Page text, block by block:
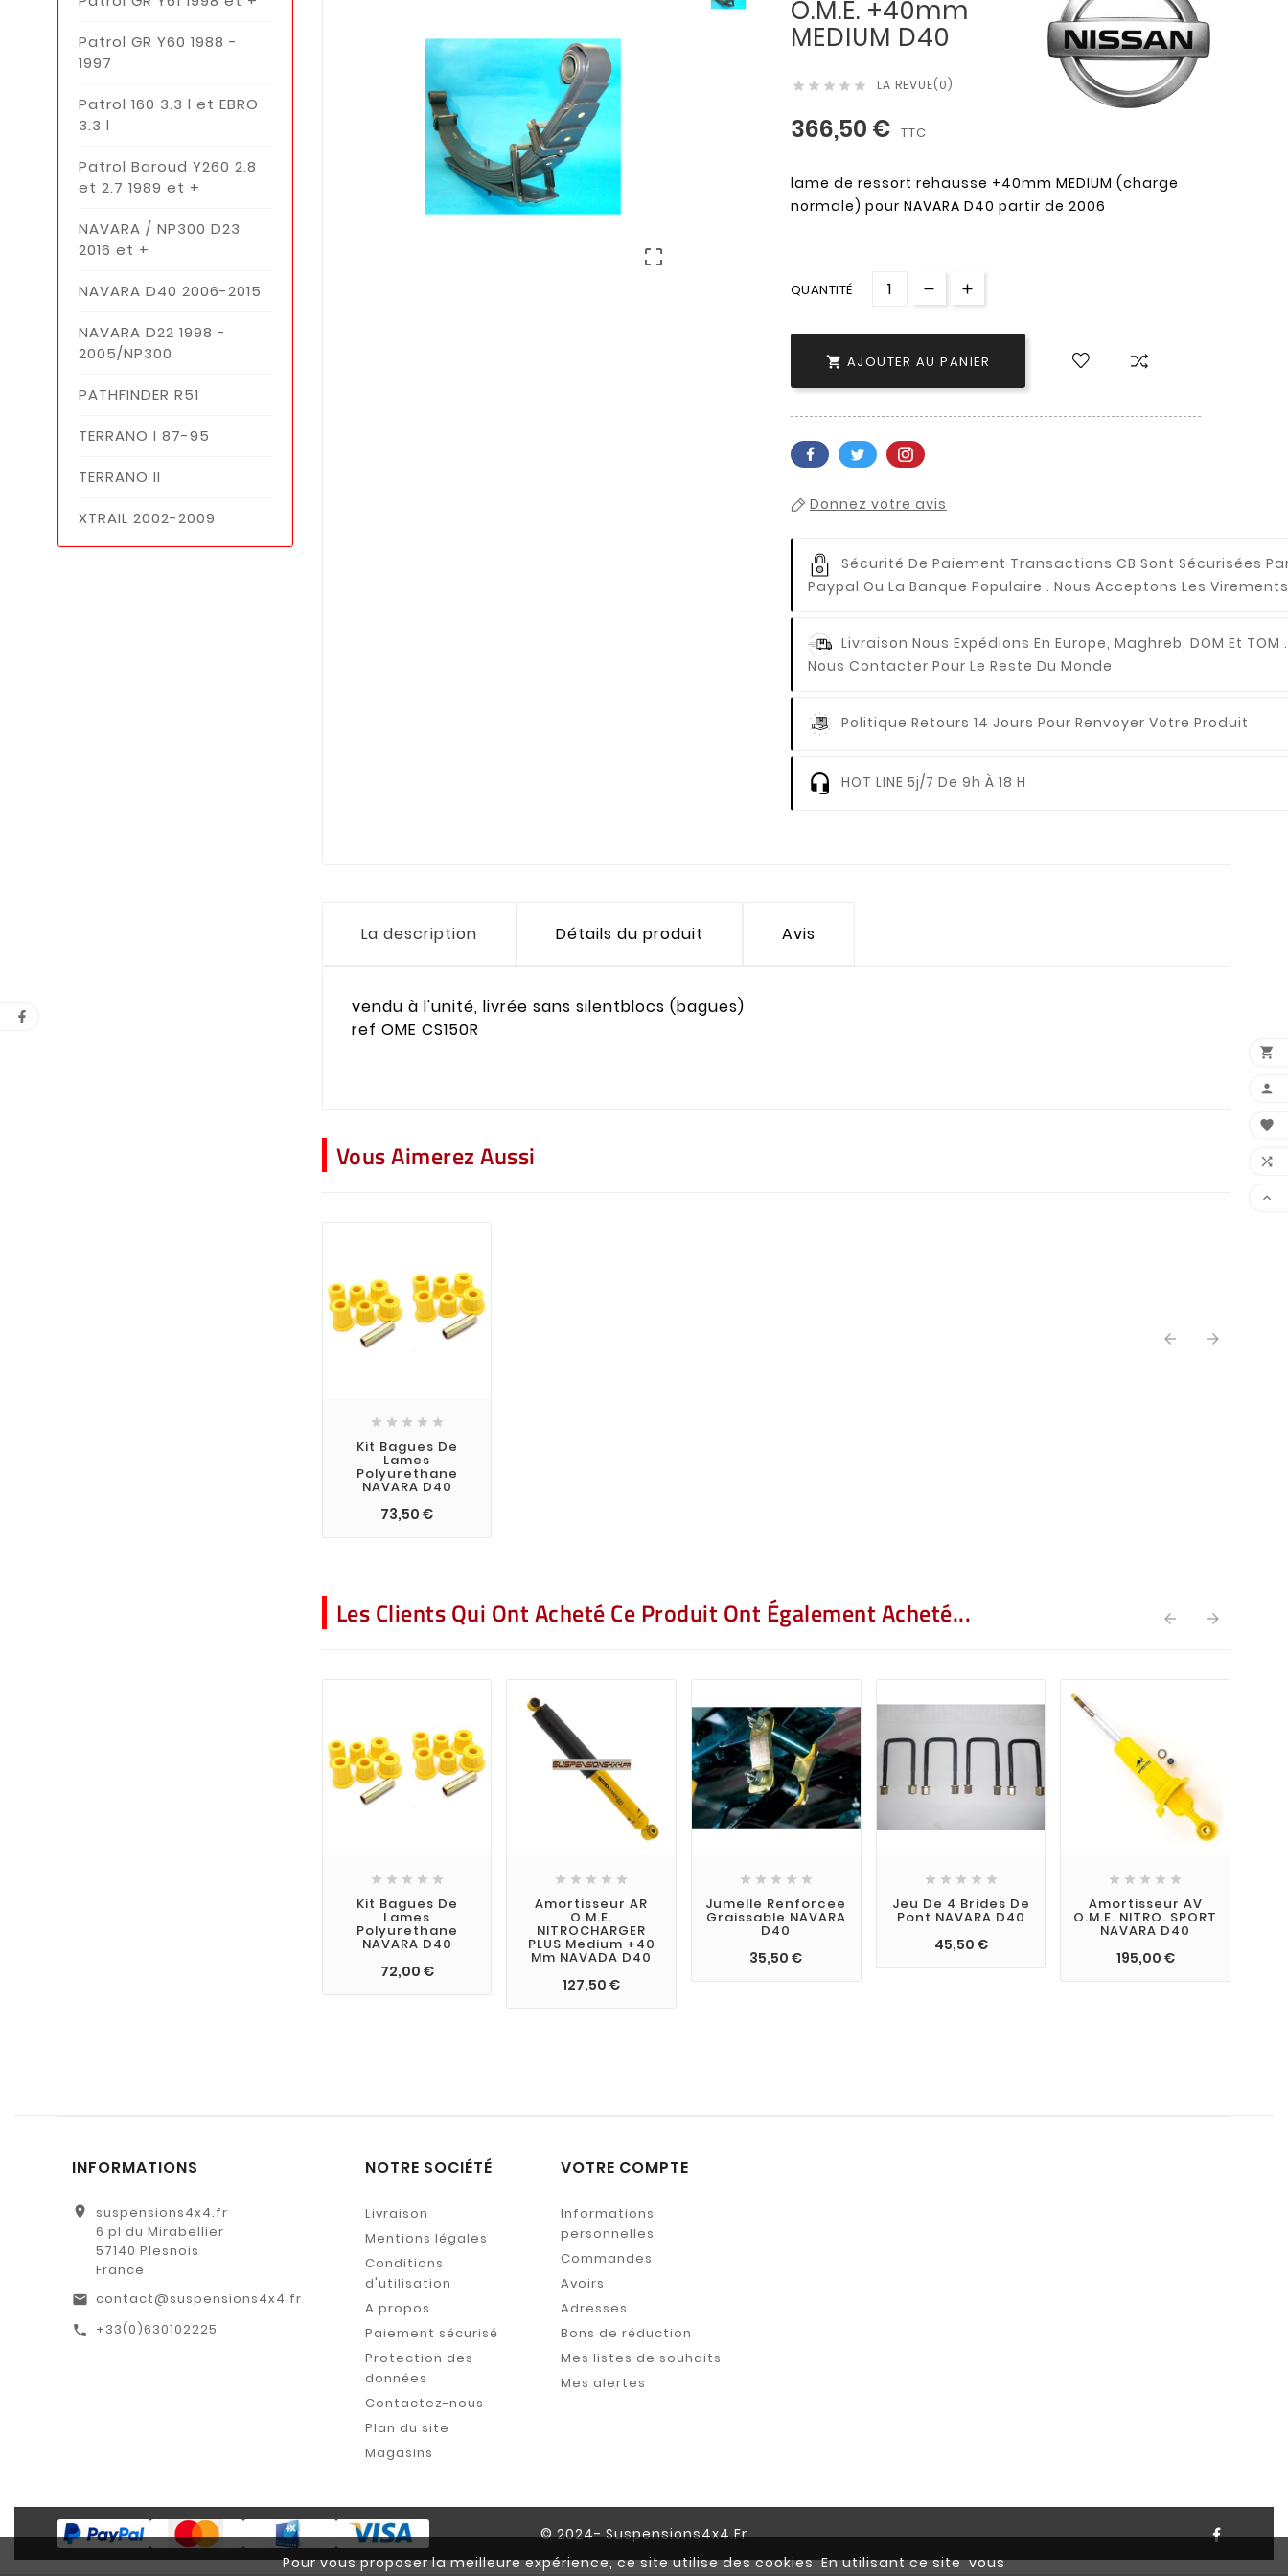
Pour vous proposer la meilleure expérience, ce site utilise des cookies En utilisant ce site vous
Patrol GR Y60 1988 -
1997
Patrol 160 3.3 l et EBRO
3.3 l
Patrol Baroud Y260 2.8
et 2.7 1989 et +
NAVARA / NP300 D23
2016 et +
NAVARA D40 2006-2015
NAVARA D22 1998 -
2005/NP300
PATHFINDER R51
TERRANO I 87-95
TERRANO II
XTRAIL 2002-2009

O.M.E. +40mm
MEDIUM D40
     LA REVUE(0)
366,50 € TTC
lame de ressort rehausse +40mm MEDIUM (charge
normale) pour NAVARA D40 partir de 2006
QUANTITÉ
 AJOUTER AU PANIER
Donnez votre avis
Sécurité De Paiement Transactions CB Sont Sécurisées
Paypal Ou La Banque Populaire . Nous Acceptons Les
Livraison Nous Expédions En Europe, Maghreb, DOM Et TOM .
Nous Contacter Pour Le Reste Du Monde
Politique Retours 14 Jours Pour Renvoyer Votre Produit
HOT LINE 5j/7 De 9h À 18 H
La description Détails du produit Avis
vendu à l'unité, livrée sans silentblocs (bagues)
ref OME CS150R
Vous Aimerez Aussi
 
    
Kit Bagues De
Lames
Polyurethane
NAVARA D40
73,50 €
Les Clients Qui Ont Acheté Ce Produit Ont Également Acheté...  
    
Kit Bagues De
Lames
Polyurethane
NAVARA D40
72,00 €
    
Amortisseur AR
O.M.E.
NITROCHARGER
PLUS Medium +40
Mm NAVADA D40
127,50 €
    
Jumelle Renforcee
Graissable NAVARA
D40
35,50 €
    
Jeu De 4 Brides De
Pont NAVARA D40
45,50 €
    
Amortisseur AV
O.M.E. NITRO. SPORT
NAVARA D40
195,00 €
INFORMATIONS
location_on
suspensions4x4.fr
6 pl du Mirabellier
57140 Plesnois
France
email contact@suspensions4x4.fr
call +33(0)630102225
NOTRE SOCIÉTÉ
Livraison
Mentions légales
Conditions
d'utilisation
A propos
Paiement sécurisé
Protection des
données
Contactez-nous
Plan du site
Magasins
VOTRE COMPTE
Informations
personnelles
Commandes
Avoirs
Adresses
Bons de réduction
Mes listes de souhaits
Mes alertes





© 2024- Suspensions4x4.fr